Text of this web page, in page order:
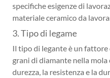
specifiche esigenze di
materiale ceramico da
3. Tipo di legame
Il tipo di legante è un fattore
grani di diamante nella
durezza, la resistenza e la